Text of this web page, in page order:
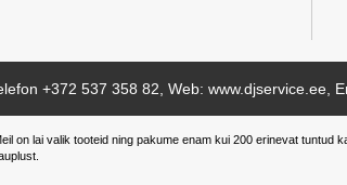
+372 537 358 82, Web: www.djservice.ee,
on lai valik tooteid ning pakume enam kui 200 erinevat tuntud